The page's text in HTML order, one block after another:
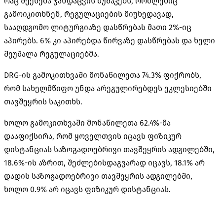
გამოიკითხნენ, რეგულაციების მიუხედავად,
სააღდგომო ლიტურგიაზე დასწრებას მათი 2%-იც
აპირებს. 6% კი აპირებდა წირვაზე დასწრებას და ხელი
შეუშალა რეგულაციებმა.
DRG-ის გამოკითხვაში მონაწილეთა 74.3% ფიქრობს,
რომ სახელმწიფო უნდა არეგულირებდეს ეკლესიებში
თავშეყრის საკითხს.
ხოლო გამოკითხვაში მონაწილეთა 62.4%-მა
დააფიქსირა, რომ ყოველთვის იცავს ფიზიკურ
დისტანციას საზოგადოებრივი თავშეყრის ადგილებში,
18.6%-ის აზრით, შეძლებისდაგვარად იცავს, 18.1% არ
დადის საზოგადოებრივი თავშეყრის ადგილებში,
ხოლო 0.9% არ იცავს ფიზიკურ დისტანციას.